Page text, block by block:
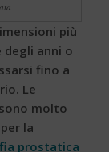
più
degli anni o
fino a
Le
molto
la
prostatica